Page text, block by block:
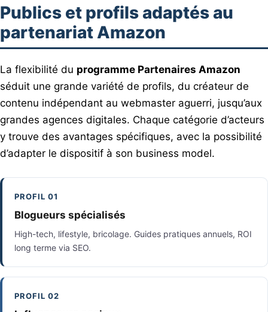
Publics et profils adaptés au
partenariat Amazon
La flexibilité du programme Partenaires Amazon
séduit une grande variété de profils, du créateur de
contenu indépendant au webmaster aguerri, jusqu’aux
grandes agences digitales. Chaque catégorie d’acteurs
y trouve des avantages spécifiques, avec la possibilité
d’adapter le dispositif à son business model.
PROFIL 01
Blogueurs spécialisés
High-tech, lifestyle, bricolage. Guides pratiques annuels, ROI
long terme via SEO.
PROFIL 02